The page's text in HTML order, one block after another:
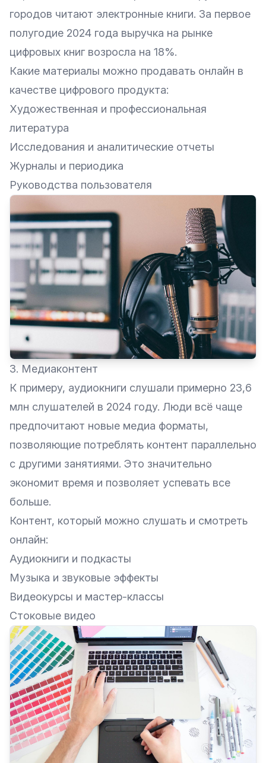
городов читают электронные книги. За первое
полугодие 2024 года выручка на рынке
цифровых книг возросла на 18%.
Какие материалы можно продавать онлайн в
качестве цифрового продукта:
Художественная и профессиональная
литература
Исследования и аналитические отчеты
Журналы и периодика
Руководства пользователя
3. Медиаконтент
К примеру, аудиокниги слушали примерно 23,6
млн слушателей в 2024 году. Люди всё чаще
предпочитают новые медиа форматы,
позволяющие потреблять контент параллельно
с другими занятиями. Это значительно
экономит время и позволяет успевать все
больше.
Контент, который можно слушать и смотреть
онлайн:
Аудиокниги и подкасты
Музыка и звуковые эффекты
Видеокурсы и мастер-классы
Стоковые видео